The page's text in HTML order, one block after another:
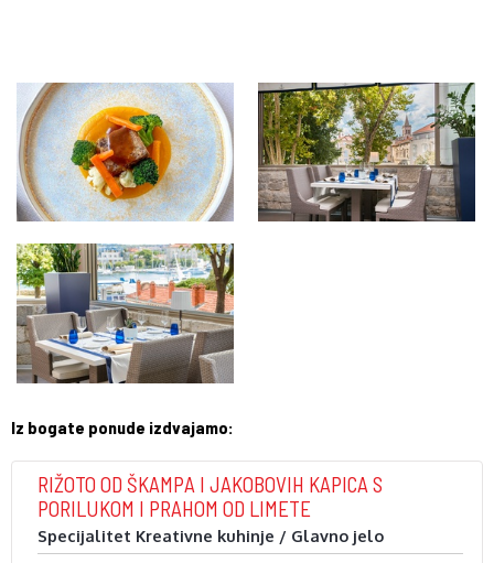
Iz bogate ponude izdvajamo:
RIŽOTO OD ŠKAMPA I JAKOBOVIH KAPICA S
PORILUKOM I PRAHOM OD LIMETE
Specijalitet Kreativne kuhinje / Glavno jelo